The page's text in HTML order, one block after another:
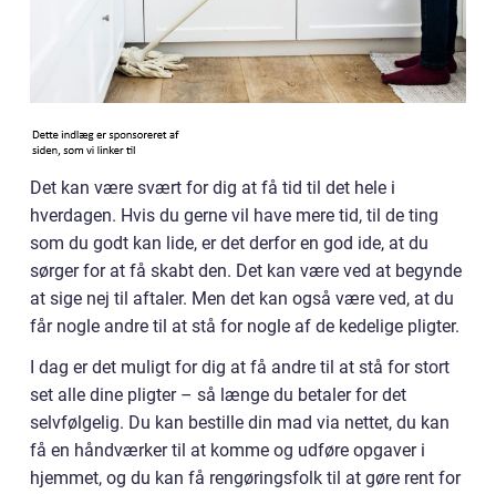
Det kan være svært for dig at få tid til det hele i
hverdagen. Hvis du gerne vil have mere tid, til de ting
som du godt kan lide, er det derfor en god ide, at du
sørger for at få skabt den. Det kan være ved at begynde
at sige nej til aftaler. Men det kan også være ved, at du
får nogle andre til at stå for nogle af de kedelige pligter.
I dag er det muligt for dig at få andre til at stå for stort
set alle dine pligter – så længe du betaler for det
selvfølgelig. Du kan bestille din mad via nettet, du kan
få en håndværker til at komme og udføre opgaver i
hjemmet, og du kan få rengøringsfolk til at gøre rent for